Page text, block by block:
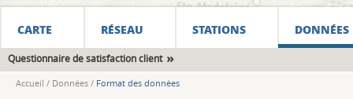
CARTE RÉSEAU STATIONS DONNÉES
Questionnaire de satisfaction client
Accueil / Données / Format des données